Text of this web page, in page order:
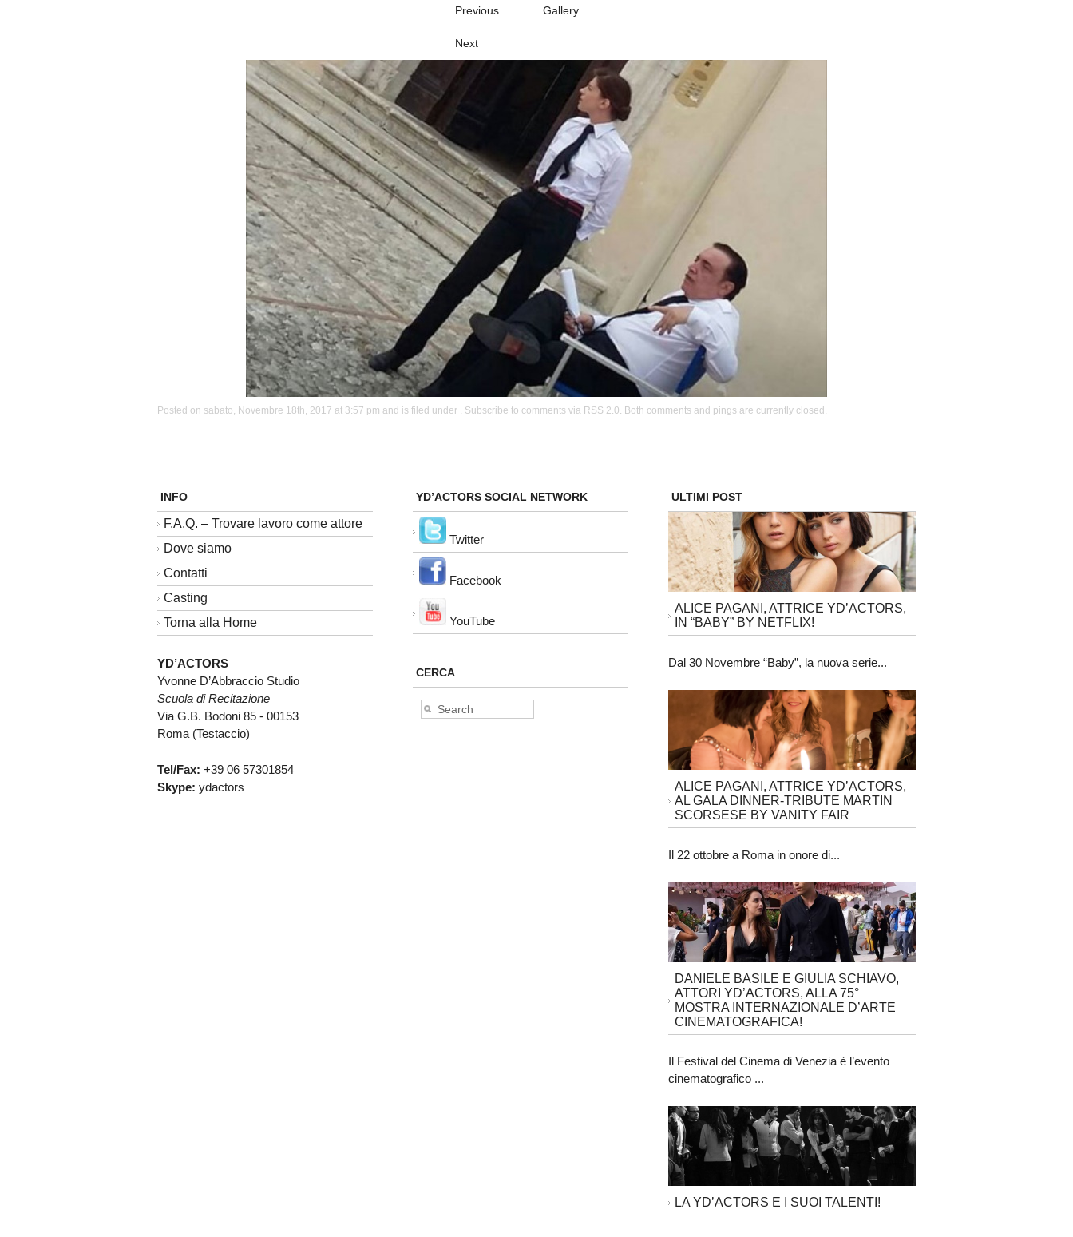
Previous Gallery
Next
Posted on sabato, Novembre 18th, 2017 at 3:57 pm and is filed under . Subscribe to comments via RSS 2.0 . Both comments and pings are currently closed.
INFO
F.A.Q. – Trovare lavoro come attore
Dove siamo
Contatti
Casting
Torna alla Home
YD’ACTORS
Yvonne D’Abbraccio Studio
Scuola di Recitazione
Via G.B. Bodoni 85 - 00153
Roma (Testaccio)
Tel/Fax: +39 06 57301854
Skype: ydactors
YD’ACTORS SOCIAL NETWORK
Twitter
Facebook
YouTube
CERCA
ULTIMI POST
ALICE PAGANI, ATTRICE YD’ACTORS,
IN “BABY” BY NETFLIX!
Dal 30 Novembre “Baby”, la nuova serie...
ALICE PAGANI, ATTRICE YD’ACTORS,
AL GALA DINNER-TRIBUTE MARTIN
SCORSESE BY VANITY FAIR
Il 22 ottobre a Roma in onore di...
DANIELE BASILE E GIULIA SCHIAVO,
ATTORI YD’ACTORS, ALLA 75°
MOSTRA INTERNAZIONALE D’ARTE
CINEMATOGRAFICA!
Il Festival del Cinema di Venezia è l’evento
cinematografico ...
LA YD’ACTORS E I SUOI TALENTI!